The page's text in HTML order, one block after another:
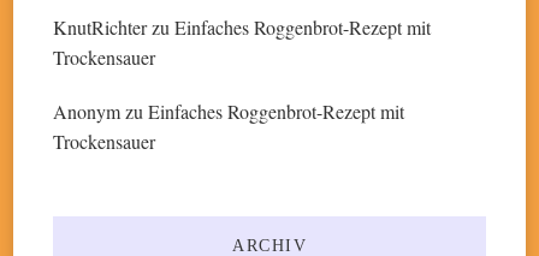
KnutRichterzu Einfaches Roggenbrot-Rezept mit
Trockensauer
Anonymzu Einfaches Roggenbrot-Rezept mit
Trockensauer
ARCHIV